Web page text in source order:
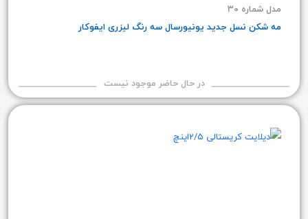
مدل شماره 30
مه شکن نسل جدید یونیورسال سه رنگ لیزری ایفوکار
در حال حاضر موجود نیست